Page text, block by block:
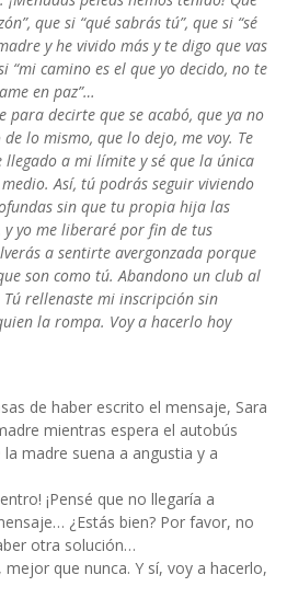
que si “qué sabrás tú”, que si “sé
y he vivido más y te digo que vas
“mi camino es el que yo decido, no te
en paz”…
para decirte que se acabó, que ya no
lo mismo, que lo dejo, me voy. Te
llegado a mi límite y sé que la única
Así, tú podrás seguir viviendo
sin que tu propia hija las
yo me liberaré por fin de tus
a sentirte avergonzada porque
son como tú. Abandono un club al
rellenaste mi inscripción sin
la rompa. Voy a hacerlo hoy
de haber escrito el mensaje, Sara
mientras espera el autobús
madre suena a angustia y a
¡Pensé que no llegaría a
¿Estás bien? Por favor, no
otra solución…
que nunca. Y sí, voy a hacerlo,